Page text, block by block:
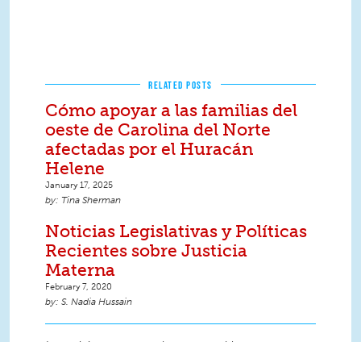
RELATED POSTS
Cómo apoyar a las familias del
oeste de Carolina del Norte
afectadas por el Huracán
Helene
January 17, 2025
Tina Sherman
Noticias Legislativas y Políticas
Recientes sobre Justicia
Materna
February 7, 2020
S. Nadia Hussain